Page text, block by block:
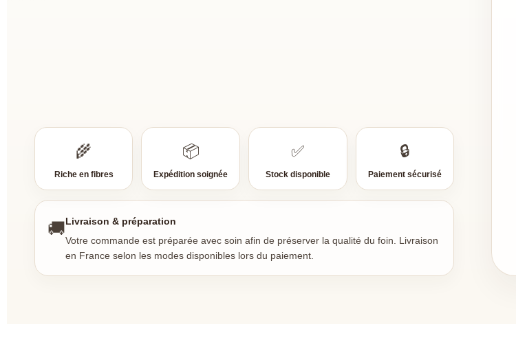
🌾
Riche en fibres
📦
Expédition soignée
✅
Stock disponible
🔒
Paiement sécurisé
🚚Livraison & préparation
Votre commande est préparée avec soin afin de préserver la qualité du foin. Livraison
en France selon les modes disponibles lors du paiement.